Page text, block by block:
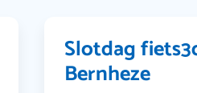
Slotdag
Bernheze